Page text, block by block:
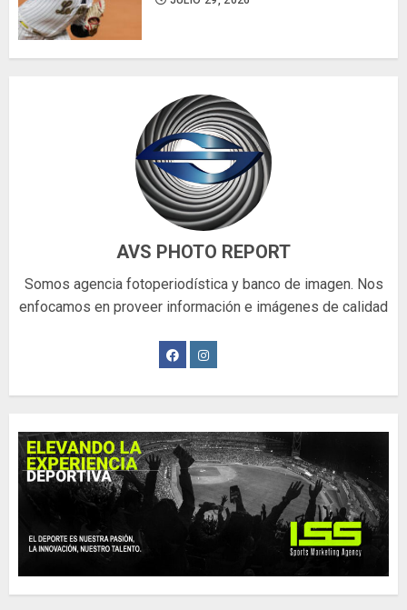
AVS PHOTO REPORT
Somos agencia fotoperiodística y banco de imagen. Nos
enfocamos en proveer información e imágenes de calidad